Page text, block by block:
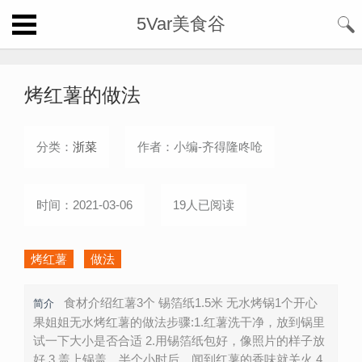
5Var美食谷
烤红薯的做法
分类： 浙菜 作者：小编-齐得隆咚呛
时间：2021-03-06 19人已阅读
烤红薯 做法
简介
食材介绍红薯3个 锡箔纸1.5米 无水烤锅1个开心
果姐姐无水烤红薯的做法步骤:1.红薯洗干净，放到锅里
试一下大小是否合适 2.用锡箔纸包好，像照片的样子放
好 3.盖上锅盖，半个小时后，闻到红薯的香味就关火 4.